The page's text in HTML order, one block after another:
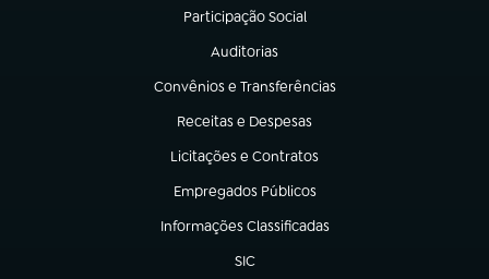
Participação Social
(abre em nova aba)
Auditorias
(abre em nova aba)
Convênios e Transferências
(abre em nova aba)
Receitas e Despesas
(abre em nova aba)
Licitações e Contratos
(abre em nova aba)
Empregados Públicos
(abre em nova aba)
Informações Classificadas
(abre em nova aba)
SIC
(abre em nova aba)